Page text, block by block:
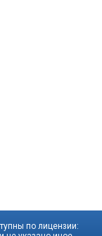
по лицензии: